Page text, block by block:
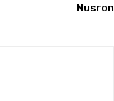
Nusron